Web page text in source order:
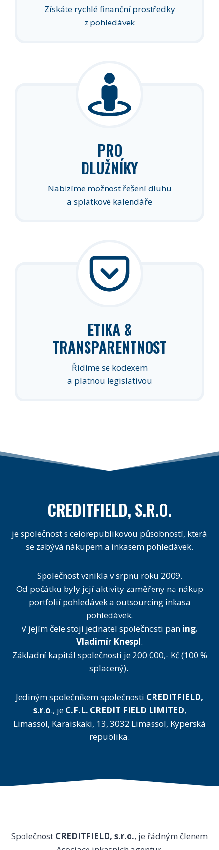
Získáte rychlé finanční prostředky
z pohledávek
PRO
DLUŽNÍKY
Nabízíme možnost řešení dluhu
a splátkové kalendáře
ETIKA &
TRANSPARENTNOST
Řídíme se kodexem
a platnou legislativou
CREDITFIELD, S.R.O.
je společnost s celorepublikovou působností, která
se zabývá nákupem a inkasem pohledávek.
Společnost vznikla v srpnu roku 2009.
Od počátku byly její aktivity zaměřeny na nákup
portfolií pohledávek a outsourcing inkasa
pohledávek.
V jejím čele stojí jednatel společnosti pan ing.
Vladimír Knespl.
Základní kapitál společnosti je 200 000,- Kč (100 %
splacený).
Jediným společníkem společnosti CREDITFIELD,
s.r.o., je C.F.L. CREDIT FIELD LIMITED,
Limassol, Karaiskaki, 13, 3032 Limassol, Kyperská
republika.
Společnost CREDITFIELD, s.r.o., je řádným členem